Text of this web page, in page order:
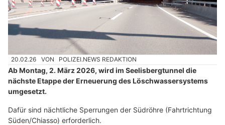
20.02.26 VON POLIZEI.NEWS REDAKTION
Ab Montag, 2. März 2026, wird im Seelisbergtunnel die
nächste Etappe der Erneuerung des Löschwassersystems
umgesetzt.
Dafür sind nächtliche Sperrungen der Südröhre (Fahrtrichtung
Süden/Chiasso) erforderlich.